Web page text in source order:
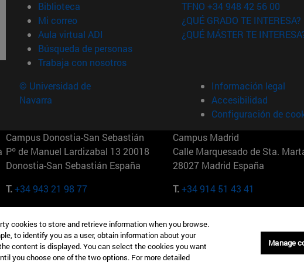
Biblioteca (abre en nueva ventana)
Mi correo(abre en nueva ventana)
Aula virtual ADI (abre en nueva ventana)
Búsqueda de personas(abre en nueva ventana)
Trabaja con nosotros(abre en nueva ventana)
TFNO +34 948 42 56 00
¿QUÉ GRADO TE INTERESA?
¿QUÉ MÁSTER TE
© Universidad de
Navarra
Información legal
Accesibilidad
Configuración de
Campus Donostia-San Sebastián
Pº de Manuel Lardizabal 13 20018
Donostia-San Sebastián España
T.+34 943 21 98 77
Campus Madrid
Calle Marquesado de Sta.
28027 Madrid España
T.+34 914 51 43 41
165 W 57th St 10019-2201 Nueva York
EE.UU
Maria-Theresia-Straße 15
Múnich Alemania
cookies to store and retrieve information when you browse.
to identify you as a user, obtain information about your
content is displayed. You can select the cookies you want
you choose one of the two options. For more detailed
Manage